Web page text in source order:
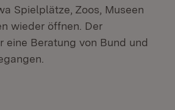
Spielplätze, Zoos, Museen
wieder öffnen. Der
eine Beratung von Bund und